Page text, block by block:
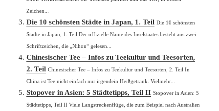
Zeichen...
Die 10 schönsten Städte in Japan, 1. Teil Die 10 schönsten
Städte in Japan, 1. Teil Der offizielle Name des Inselstaates besteht aus zwei
Schriftzeichen, die „Nihon“ gelesen...
Chinesischer Tee – Infos zu Teekultur und Teesorten,
2. Teil Chinesischer Tee – Infos zu Teekultur und Teesorten, 2. Teil In
China ist Tee nicht einfach nur irgendein Heißgetränk. Vielmehr...
Stopover in Asien: 5 Städtetipps, Teil II Stopover in Asien: 5
Städtetipps, Teil II Viele Langstreckenflüge, die zum Beispiel nach Australien